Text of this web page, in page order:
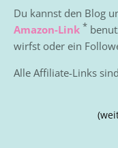
Du kannst den Blog
Amazon-Link *
wirfst oder ein
Alle Affiliate-Links